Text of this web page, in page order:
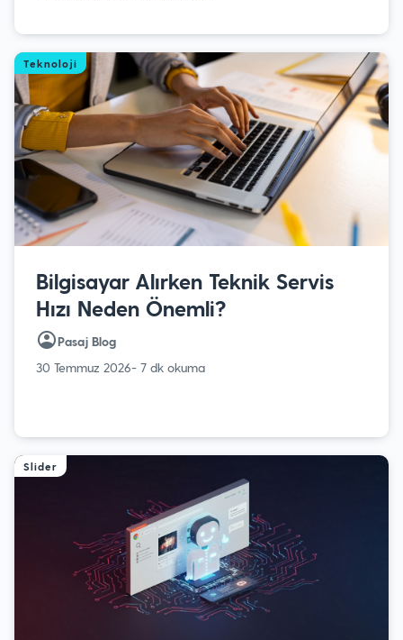
Teknoloji
Bilgisayar Alırken Teknik Servis
Hızı Neden Önemli?
Pasaj Blog
30 Temmuz 2026- 7 dk okuma
Slider